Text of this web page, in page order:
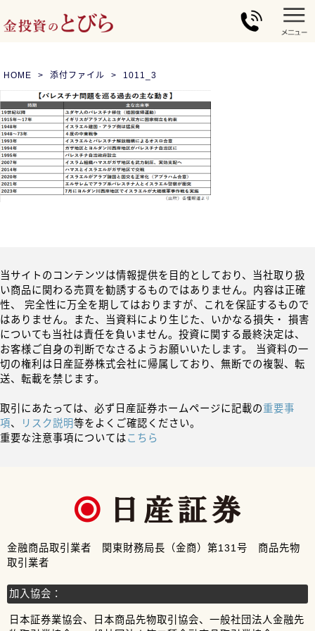
HOME 添付ファイル 1011_3
当サイトのコンテンツは情報提供を目的としており、当社取り扱
い商品に関わる売買を勧誘するものではありません。内容は正確
性、 完全性に万全を期してはおりますが、これを保証するもので
はありません。また、当資料により生じた、いかなる損失・ 損害
についても当社は責任を負いません。投資に関する最終決定は、
お客様ご自身の判断でなさるようお願いいたします。 当資料の一
切の権利は日産証券株式会社に帰属しており、無断での複製、転
送、転載を禁じます。
取引にあたっては、必ず日産証券ホームページに記載の重要事
項、 リスク説明等をよくご確認ください。
重要な注意事項についてはこちら
金融商品取引業者 関東財務局長（金商）第131号 商品先物
取引業者
加入協会：
日本証券業協会、日本商品先物取引協会、一般社団法人金融先